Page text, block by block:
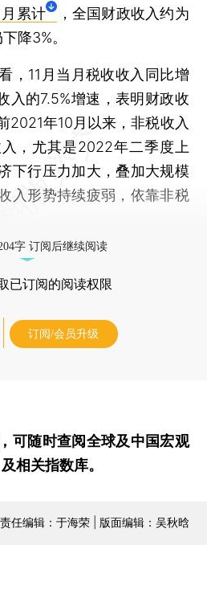
累计
，全国财政收入约为
降3%。
11月当月税收收入同比增
入的7.5%增速，表明财政收
2021年10月以来，非税收入
，尤其是2022年二季度上
下行压力加大，叠加大规模
入形势持续疲弱，依靠非税
字 订阅后继续阅读
已订阅的阅读权限
订阅/会员升级
，可随时查阅全球及中国宏观
相关指数库。
责任编辑：于海荣 | 版面编辑：吴秋晗